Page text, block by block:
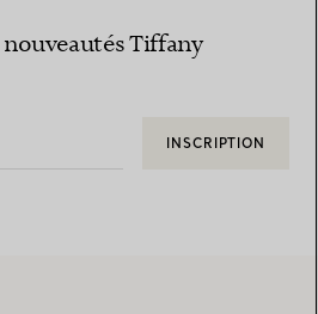
Tiffany
INSCRIPTION